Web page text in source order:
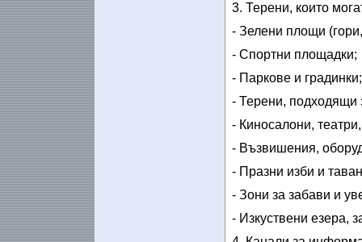
3. Терени, които
- Зелени площи
- Спортни площадки;
- Паркове и градинки;
- Терени, подходящи
- Киносалони,
- Възвишения,
- Празни изби и
- Зони за забави и
- Изкуствени езера,